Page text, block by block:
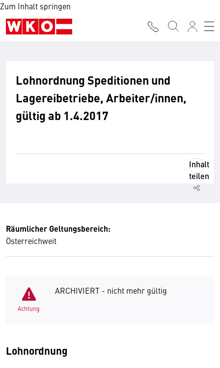
Zum Inhalt springen
Lohnordnung Speditionen und
Lagereibetriebe, Arbeiter/innen,
gültig ab 1.4.2017
Inhalt
teilen
Räumlicher Geltungsbereich:
Österreichweit
Achtung
ARCHIVIERT - nicht mehr gültig
Lohnordnung